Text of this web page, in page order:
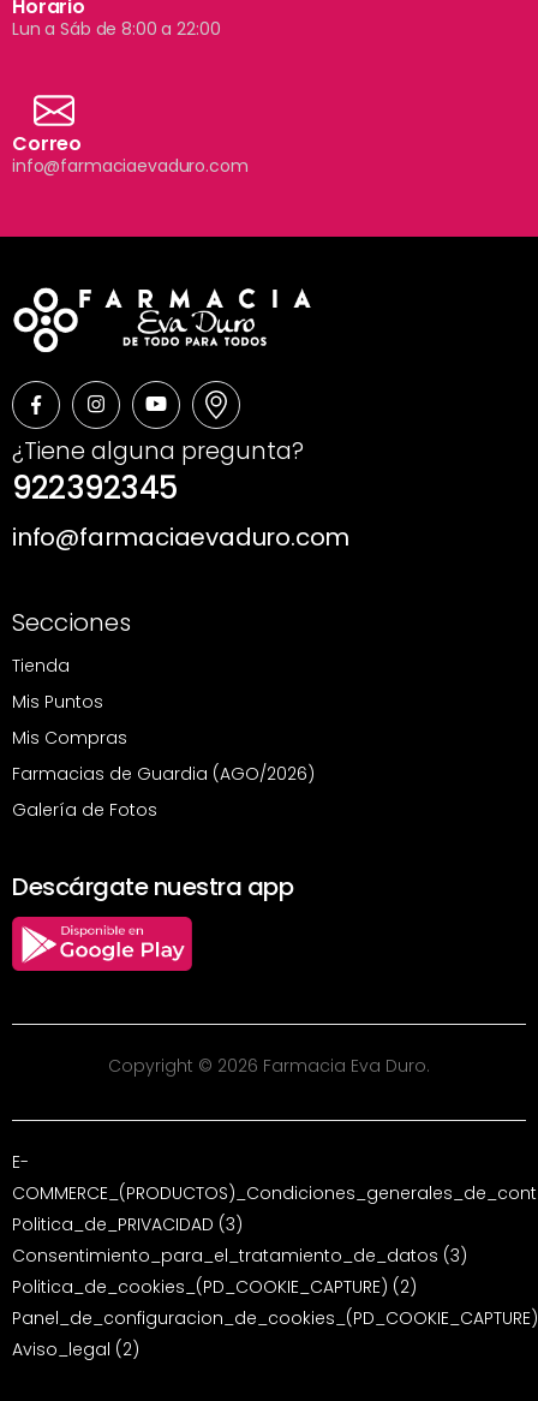
Horario
Lun a Sáb de 8:00 a 22:00
Correo
info@farmaciaevaduro.com
¿Tiene alguna pregunta?
922392345
info@farmaciaevaduro.com
Secciones
Tienda
Mis Puntos
Mis Compras
Farmacias de Guardia (AGO/2026)
Galería de Fotos
Descárgate nuestra app
Copyright © 2026 Farmacia Eva Duro.
E-
Politica_de_PRIVACIDAD (3)
Consentimiento_para_el_tratamiento_de_datos (3)
Politica_de_cookies_(PD_COOKIE_CAPTURE) (2)
Panel_de_configuracion_de_cookies_(PD_COOKIE_CAPTURE)
Aviso_legal (2)